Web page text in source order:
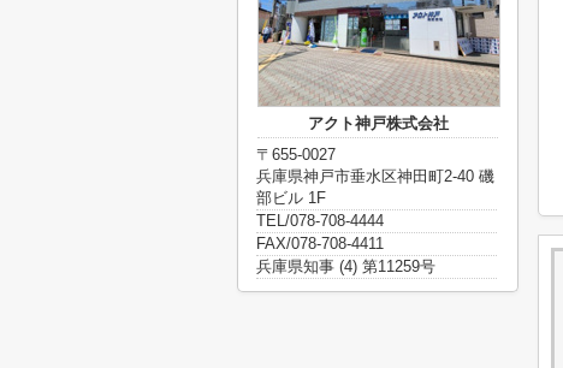
アクト神戸株式会社
〒655-0027
兵庫県神戸市垂水区神田町2-40 磯
部ビル 1F
TEL/078-708-4444
FAX/078-708-4411
兵庫県知事 (4) 第11259号